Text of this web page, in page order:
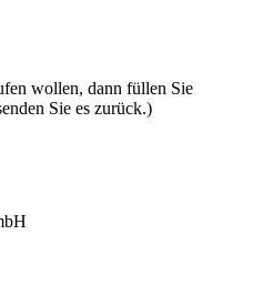
wollen, dann füllen Sie
Sie es zurück.)